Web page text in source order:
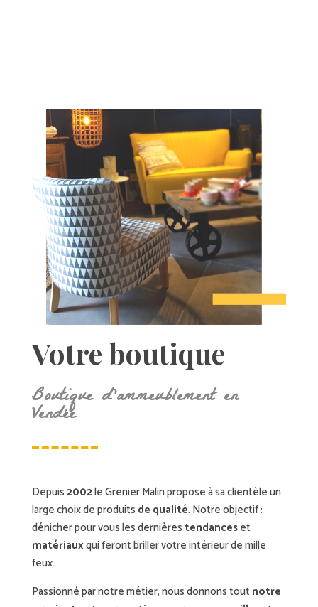
Votre boutique
Boutique d’ammeublement en
Vendée
Depuis2002le Grenier Malin propose à sa clientèle un
large choix de produits de qualité. Notre objectif :
dénicher pour vous les dernières tendanceset
matériauxqui feront briller votre intérieur de mille
feux.
Passionné par notre métier, nous donnons tout notre